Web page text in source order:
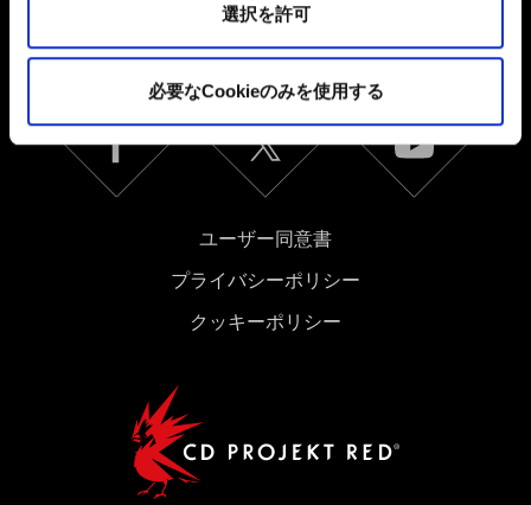
細は、下記の「設定」メニューでご確認ください。
選択を許可
必要なCookieのみを使用する
ソーシャルメディア
ユーザー同意書
プライバシーポリシー
クッキーポリシー